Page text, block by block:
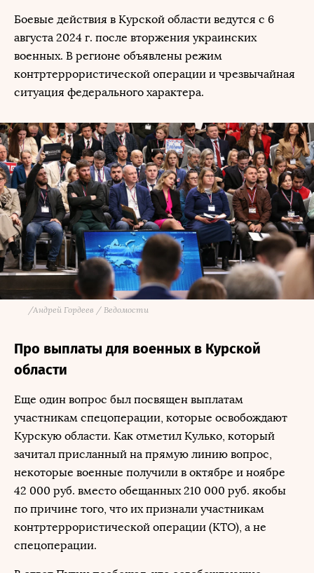
Боевые действия в Курской области ведутся с 6
августа 2024 г. после вторжения украинских
военных. В регионе объявлены режим
контртеррористической операции и чрезвычайная
ситуация федерального характера.
/Андрей Гордеев / Ведомости
Про выплаты для военных в Курской
области
Еще один вопрос был посвящен выплатам
участникам спецоперации, которые освобождают
Курскую области. Как отметил Кулько, который
зачитал присланный на прямую линию вопрос,
некоторые военные получили в октябре и ноябре
42 000 руб. вместо обещанных 210 000 руб. якобы
по причине того, что их признали участникам
контртеррористической операции (КТО), а не
спецоперации.